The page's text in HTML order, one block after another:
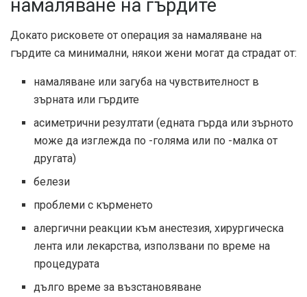
намаляване на гърдите
Докато рисковете от операция за намаляване на
гърдите са минимални, някои жени могат да страдат от:
намаляване или загуба на чувствителност в
зърната или гърдите
асиметрични резултати (едната гърда или зърното
може да изглежда по -голяма или по -малка от
другата)
белези
проблеми с кърменето
алергични реакции към анестезия, хирургическа
лента или лекарства, използвани по време на
процедурата
дълго време за възстановяване